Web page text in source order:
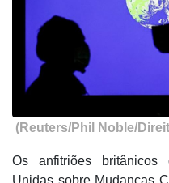
(Reuters/Phil Noble/
Os anfitriões britânicos
Unidas sobre Mudanças